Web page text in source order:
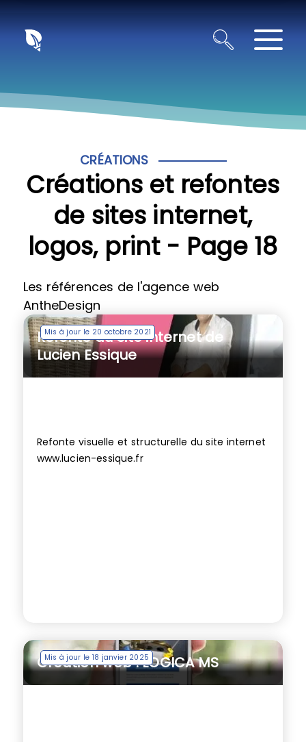
CRÉATIONS
Créations et refontes
de sites internet,
logos, print - Page 18
Les références de l'agence web
AntheDesign
Mis à jour le 20 octobre 2021
Refonte du site internet de
Lucien Essique
Refonte visuelle et structurelle du site internet
www.lucien-essique.fr
Mis à jour le 18 janvier 2025
Création web : LOGICA MS
Panneau de gestion des cookies